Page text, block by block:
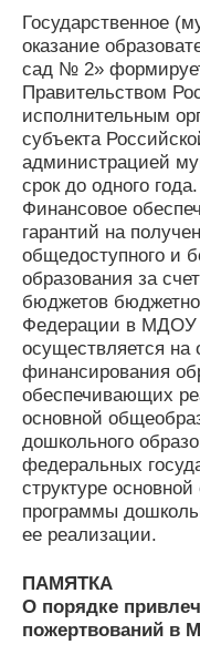
Государственное
оказание
сад № 2»
Правительством
исполнительным
субъекта
администрацией
срок до одного года.
Финансовое
гарантий на
общедоступного и
образования за
бюджетов
Федерации в МДОУ
осуществляется на
финансирования
обеспечивающих
основной
дошкольного
федеральных
структуре
программы
ее реализации.
ПАМЯТКА
О порядке
пожертвований в